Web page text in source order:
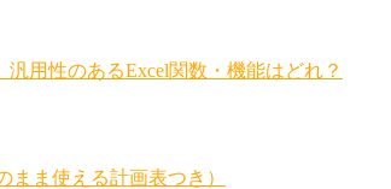
用性のあるExcel関数・機能はどれ？
まま使える計画表つき）